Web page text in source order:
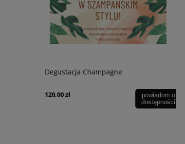
Degustacja Champagne
120,00 zł
powiadom o
dostępności